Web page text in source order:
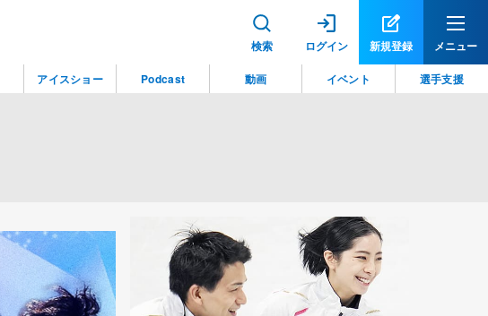
検索 ログイン 新規登録 メニュー
アイスショー Podcast 動画 イベント 選手支援